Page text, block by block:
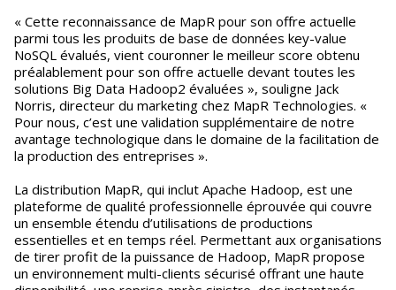
« Cette reconnaissance de MapR pour son offre actuelle
parmi tous les produits de base de données key-value
NoSQL évalués, vient couronner le meilleur score obtenu
préalablement pour son offre actuelle devant toutes les
solutions Big Data Hadoop2 évaluées », souligne Jack
Norris, directeur du marketing chez MapR Technologies. «
Pour nous, c’est une validation supplémentaire de notre
avantage technologique dans le domaine de la facilitation de
la production des entreprises ».
La distribution MapR, qui inclut Apache Hadoop, est une
plateforme de qualité professionnelle éprouvée qui couvre
un ensemble étendu d’utilisations de productions
essentielles et en temps réel. Permettant aux organisations
de tirer profit de la puissance de Hadoop, MapR propose
un environnement multi-clients sécurisé offrant une haute